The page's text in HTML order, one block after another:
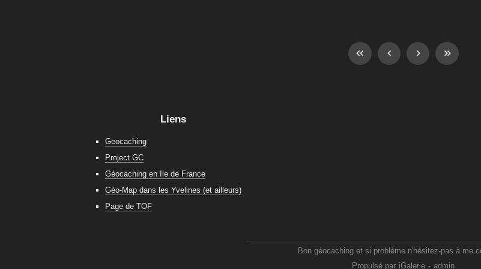
Liens
Geocaching
Project GC
Géocaching en Ile de France
Géo-Map dans les Yvelines (et ailleurs)
Page de TOF
Bon géocaching et si problème n'hésitez-pas à me
Propulsé par iGalerie - admin